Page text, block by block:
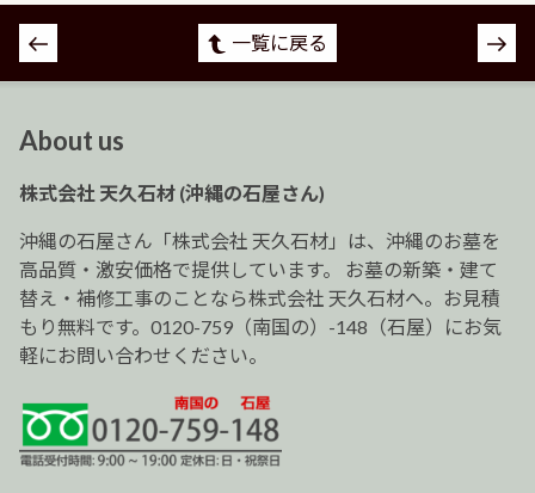
投
稿
ゲ
ー
シ
ョ
ン
一覧に戻る
About us
株式会社 天久石材 (沖縄の石屋さん)
沖縄の石屋さん「株式会社 天久石材」は、沖縄のお墓を
高品質・激安価格で提供しています。 お墓の新築・建て
替え・補修工事のことなら株式会社 天久石材へ。お見積
もり無料です。0120-759（南国の）-148（石屋）にお気
軽にお問い合わせください。